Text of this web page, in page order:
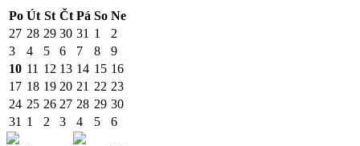
Po Út St Čt Pá So Ne
27 28 29 30 31 1
2
3
4 5 6 7 8
9
10 11 12 13 14 15 16
17 18 19 20 21 22 23
24 25 26 27 28 29 30
31 1 2 3 4 5 6